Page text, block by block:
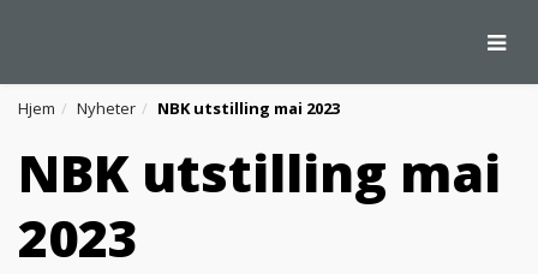
Hjem Nyheter NBK utstilling mai 2023
NBK utstilling mai
2023